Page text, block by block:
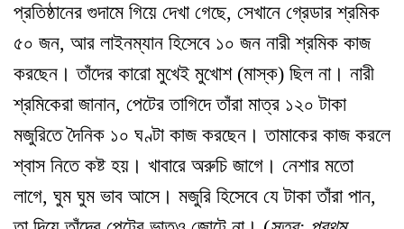
প্রতিষ্ঠানের গুদামে গিয়ে দেখা গেছে, সেখানে গ্রেডার শ্রমিক
৫০ জন, আর লাইনম্যান হিসেবে ১০ জন নারী শ্রমিক কাজ
করছেন। তাঁদের কারো মুখেই মুখোশ (মাস্ক) ছিল না। নারী
শ্রমিকেরা জানান, পেটের তাগিদে তাঁরা মাত্র ১২০ টাকা
মজুরিতে দৈনিক ১০ ঘণ্টা কাজ করছেন। তামাকের কাজ করলে
শ্বাস নিতে কষ্ট হয়। খাবারে অরুচি জাগে। নেশার মতো
লাগে, ঘুম ঘুম ভাব আসে। মজুরি হিসেবে যে টাকা তাঁরা পান,